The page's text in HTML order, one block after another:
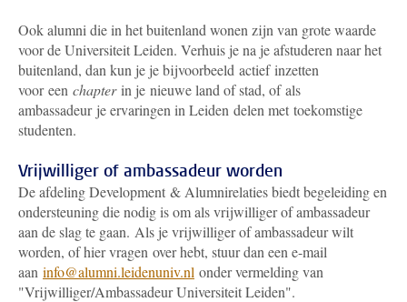
Ook alumni die in het buitenland wonen zijn van grote waarde
voor de Universiteit Leiden. Verhuis je na je afstuderen naar het
buitenland, dan kun je je bijvoorbeeld actief inzetten
voor een chapterin je nieuwe land of stad, of als
ambassadeur je ervaringen in Leiden delen met toekomstige
studenten.
Vrijwilliger of ambassadeur worden
De afdeling Development & Alumnirelaties biedt begeleiding en
ondersteuning die nodig is om als vrijwilliger of ambassadeur
aan de slag te gaan. Als je vrijwilliger of ambassadeur wilt
worden, of hier vragen over hebt, stuur dan een e-mail
aan info@alumni.leidenuniv.nl onder vermelding van
"Vrijwilliger/Ambassadeur Universiteit Leiden".